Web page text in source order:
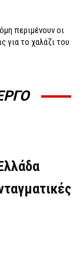
περιμένουν οι
για το χαλάζι του